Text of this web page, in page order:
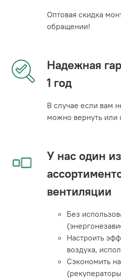
Оптовая скидка
обращении!
Надежная
1 год
В случае если вам
можно вернуть или
У нас один
вентиляции
Без
Настроить
воздуха,
Сэкономить